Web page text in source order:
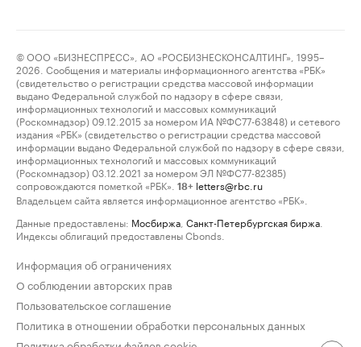
© ООО «БИЗНЕСПРЕСС», АО «РОСБИЗНЕСКОНСАЛТИНГ», 1995–
2026. Сообщения и материалы информационного агентства «РБК»
(свидетельство о регистрации средства массовой информации
выдано Федеральной службой по надзору в сфере связи,
информационных технологий и массовых коммуникаций
(Роскомнадзор) 09.12.2015 за номером ИА №ФС77-63848) и сетевого
издания «РБК» (свидетельство о регистрации средства массовой
информации выдано Федеральной службой по надзору в сфере связи,
информационных технологий и массовых коммуникаций
(Роскомнадзор) 03.12.2021 за номером ЭЛ №ФС77-82385)
сопровождаются пометкой «РБК».
18+ letters@rbc.ru
Владельцем сайта является информационное агентство «РБК».
Данные предоставлены: Мосбиржа Санкт-Петербургская биржа
Индексы облигаций предоставлены Cbonds.
Информация об ограничениях
О соблюдении авторских прав
Пользовательское соглашение
Политика в отношении обработки персональных данных